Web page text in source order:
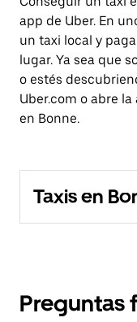
app de Uber. En
un taxi local y
lugar. Ya sea que
o estés
Uber.com o abre
en Bonne.
Taxis en
Preguntas